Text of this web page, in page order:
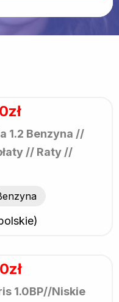
1.2 Benzyna //
// Raty //
1.0BP//Niskie